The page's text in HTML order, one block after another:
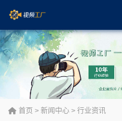
首页 > 新闻中心 > 行业资讯